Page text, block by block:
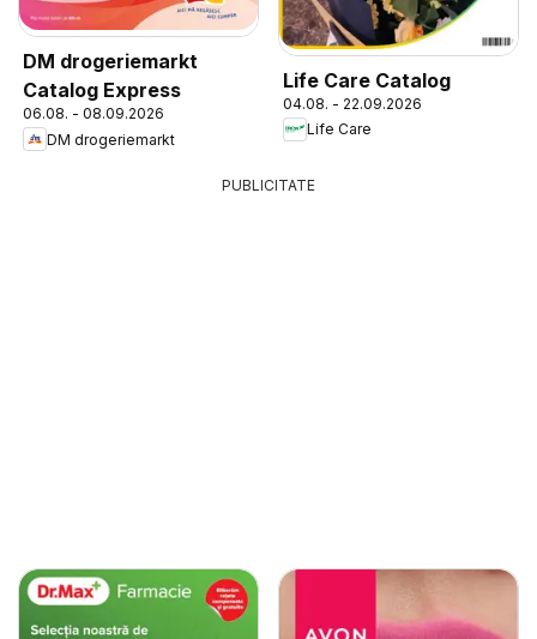
DM drogeriemarkt
Catalog Express
06.08. - 08.09.2026
DM drogeriemarkt
Life Care Catalog
04.08. - 22.09.2026
Life Care
PUBLICITATE